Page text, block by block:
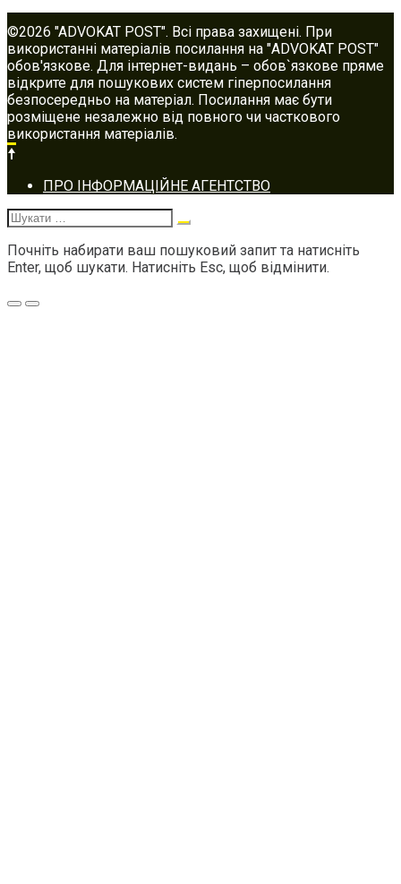
©2026 "ADVOKAT POST". Всі права захищені. При
використанні матеріалів посилання на "ADVOKAT POST"
обов'язкове. Для інтернет-видань – обов`язкове пряме
відкрите для пошукових систем гіперпосилання
безпосередньо на матеріал. Посилання має бути
розміщене незалежно від повного чи часткового
використання матеріалів.
Footer
navigation
ПРО ІНФОРМАЦІЙНЕ АГЕНТСТВО
Шукати:
Почніть набирати ваш пошуковий запит та натисніть
Enter, щоб шукати. Натисніть Esc, щоб відмінити.
Меню